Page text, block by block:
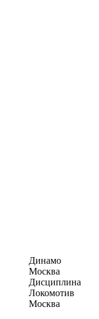
Динамо
Москва
Дисциплина
Локомотив
Москва